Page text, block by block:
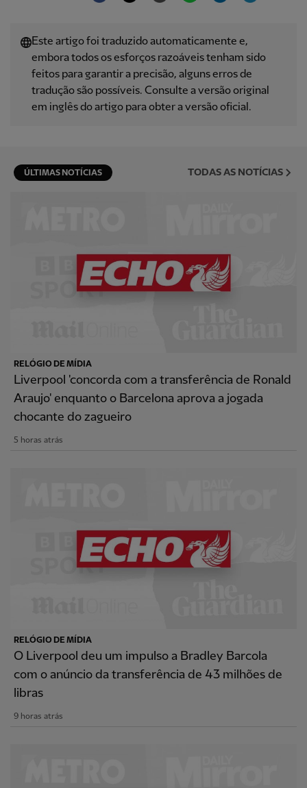
Este artigo foi traduzido automaticamente e,
embora todos os esforços razoáveis ​​tenham sido
feitos para garantir a precisão, alguns erros de
tradução são possíveis. Consulte a versão original
em inglês do artigo para obter a versão oficial.
ÚLTIMAS NOTÍCIAS TODAS AS NOTÍCIAS
RELÓGIO DE MÍDIA
Liverpool 'concorda com a transferência de Ronald
Araujo' enquanto o Barcelona aprova a jogada
chocante do zagueiro
5 horas atrás
RELÓGIO DE MÍDIA
O Liverpool deu um impulso a Bradley Barcola
com o anúncio da transferência de 43 milhões de
libras
9 horas atrás